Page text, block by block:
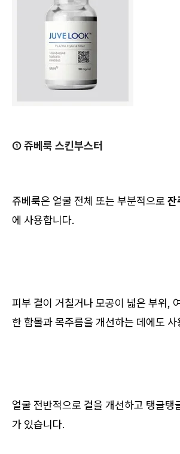
① 쥬베룩 스킨부스터
쥬베룩은 얼굴 전체 또는 부분적으로 잔
에 사용합니다.
피부 결이 거칠거나 모공이 넓은 부위,
한 함몰과 목주름을 개선하는 데에도 사
얼굴 전반적으로 결을 개선하고 탱글탱
가 있습니다.